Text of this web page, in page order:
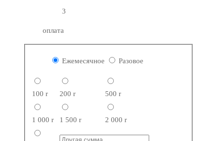
3
оплата
Ежемесячное Разовое
100r 200r 500r
1 000r 1 500r 2 000r